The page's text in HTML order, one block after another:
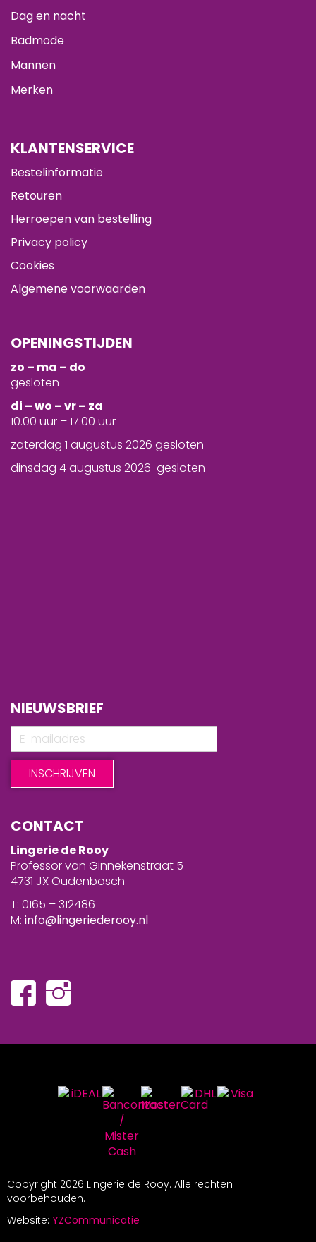
Dag en nacht
Badmode
Mannen
Merken
KLANTENSERVICE
Bestelinformatie
Retouren
Herroepen van bestelling
Privacy policy
Cookies
Algemene voorwaarden
OPENINGSTIJDEN
zo – ma – do
gesloten
di – wo – vr – za
10.00 uur – 17.00 uur
zaterdag 1 augustus 2026 gesloten
dinsdag 4 augustus 2026 gesloten
NIEUWSBRIEF
CONTACT
Lingerie de Rooy
Professor van Ginnekenstraat 5
4731 JX Oudenbosch
T: 0165 – 312486
M: info@lingeriederooy.nl
Copyright 2026 Lingerie de Rooy. Alle rechten
voorbehouden.
Website: YZCommunicatie